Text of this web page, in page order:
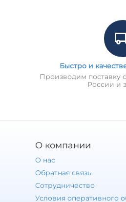
Быстро и
Производим поставку
России и
О компании
О нас
Обратная связь
Сотрудничество
Условия оперативного